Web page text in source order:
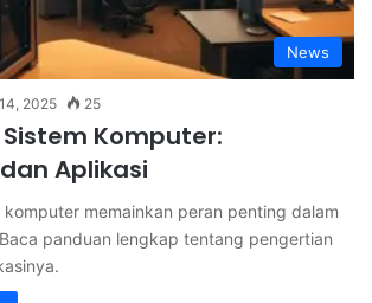
News
2025 25
Komputer:
Aplikasi
komputer memainkan peran penting dalam
panduan lengkap tentang pengertian